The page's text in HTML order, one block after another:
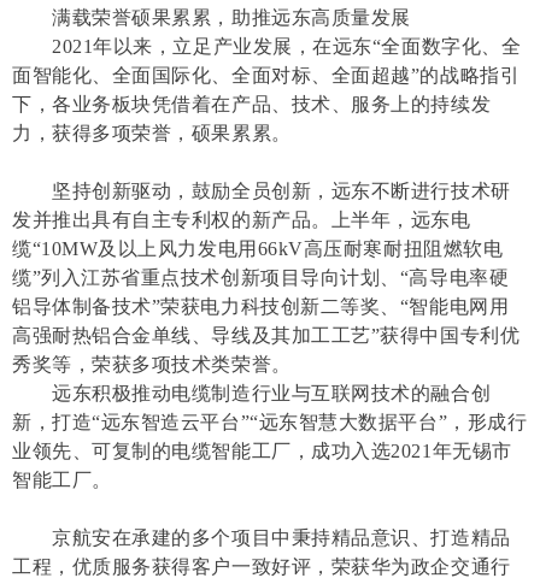
满载荣誉硕果累累，助推远东高质量发展
2021年以来，立足产业发展，在远东“全面数字化、全
面智能化、全面国际化、全面对标、全面超越”的战略指引
下，各业务板块凭借着在产品、技术、服务上的持续发
力，获得多项荣誉，硕果累累。
坚持创新驱动，鼓励全员创新，远东不断进行技术研
发并推出具有自主专利权的新产品。上半年，远东电
缆“10MW及以上风力发电用66kV高压耐寒耐扭阻燃软电
缆”列入江苏省重点技术创新项目导向计划、“高导电率硬
铝导体制备技术”荣获电力科技创新二等奖、“智能电网用
高强耐热铝合金单线、导线及其加工工艺”获得中国专利优
秀奖等，荣获多项技术类荣誉。
远东积极推动电缆制造行业与互联网技术的融合创
新，打造“远东智造云平台”“远东智慧大数据平台”，形成行
业领先、可复制的电缆智能工厂，成功入选2021年无锡市
智能工厂。
京航安在承建的多个项目中秉持精品意识、打造精品
工程，优质服务获得客户一致好评，荣获华为政企交通行